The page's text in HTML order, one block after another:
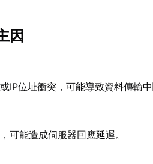
因
IP位址衝突，可能導致資料傳輸
可能造成伺服器回應延遲。